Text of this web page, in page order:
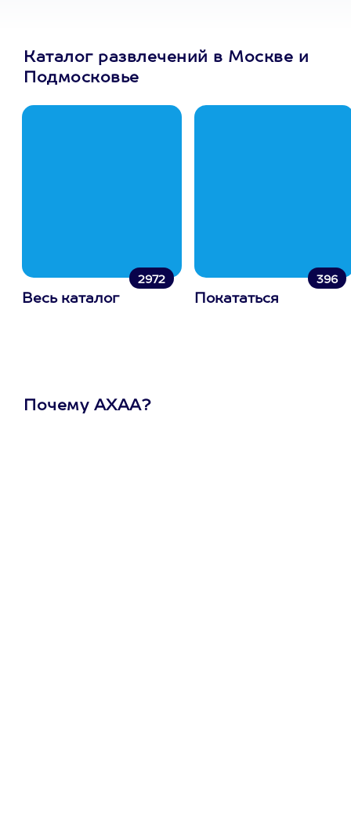
Каталог развлечений в Москве и
Подмосковье
2972
Весь каталог
396
Покататься
Почему АХАА?